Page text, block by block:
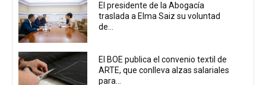
El presidente de la Abogacía
traslada a Elma Saiz su voluntad
de...
El BOE publica el convenio textil de
ARTE, que conlleva alzas salariales
para...